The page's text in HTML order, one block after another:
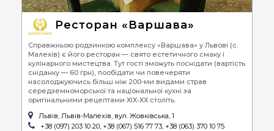
Ресторан «Варшава»
Справжньою родзинкою комплексу «Варшава» у Львові (с.
Малехів) є його ресторан — свято естетичного смаку і
кулінарного мистецтва. Тут гості зможуть поснідати (вартість
сніданку — 60 грн), пообідати чи повечеряти
насолоджуючись більш ніж 200-ми видами страв
середземноморської та національної кухні за
оригінальними рецептами ХІХ-ХХ століть.
Львів, Львів-Малехів, вул. Жовківська, 1
+38 (097) 203 10 20, +38 (067) 516 77 73, +38 (063) 370 10 75